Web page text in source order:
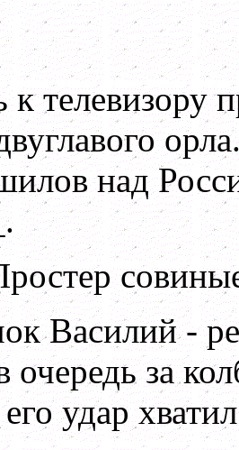
телевизору
над
Василий -
очередь за
удар